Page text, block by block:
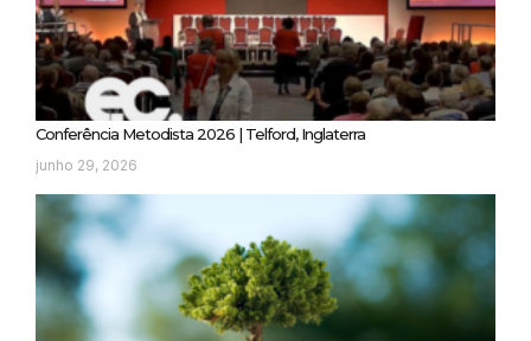
Conferência Metodista 2026 | Telford, Inglaterra
junho 29, 2026